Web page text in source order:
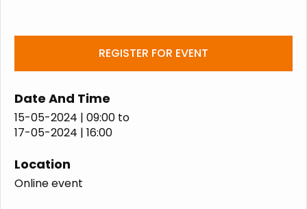
REGISTER FOR EVENT
Date And Time
15-05-2024 | 09:00 to
17-05-2024 | 16:00
Location
Online event